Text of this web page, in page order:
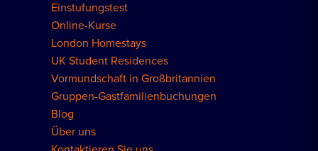
Einstufungstest
Online-Kurse
London Homestays
UK Student Residences
Vormundschaft in Großbritannien
Gruppen-Gastfamilienbuchungen
Blog
Über uns